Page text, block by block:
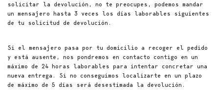
solicitar la devolución, no te preocupes, podemos mandar
un mensajero hasta 3 veces los días laborables siguientes
de tu solicitud de devolución.
Si el mensajero pasa por tu domicilio a recoger el pedido
y está ausente, nos pondremos en contacto contigo en un
máximo de 24 horas laborables para intentar concretar una
nueva entrega. Si no conseguimos localizarte en un plazo
de máximo de 5 días será desestimada la devolución.